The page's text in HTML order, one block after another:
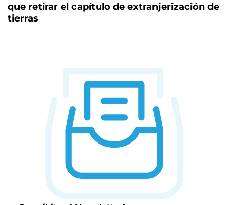
que retirar el capítulo de extranjerización de
tierras